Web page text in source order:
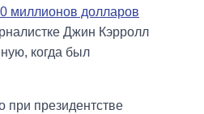
миллионов долларов
Джин Кэрролл
когда был
при президентстве